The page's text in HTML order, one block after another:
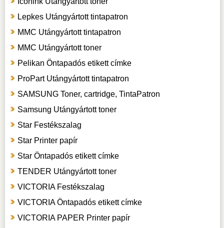
Lepkes Utángyártott tintapatron
MMC Utángyártott tintapatron
MMC Utángyártott toner
Pelikan Öntapadós etikett címke
ProPart Utángyártott tintapatron
SAMSUNG Toner, cartridge, TintaPatron
Samsung Utángyártott toner
Star Festékszalag
Star Printer papír
Star Öntapadós etikett címke
TENDER Utángyártott toner
VICTORIA Festékszalag
VICTORIA Öntapadós etikett címke
VICTORIA PAPER Printer papír